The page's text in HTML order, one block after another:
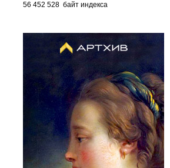
56 452 528 байт индекса